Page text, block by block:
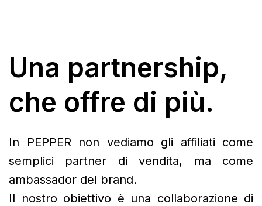
Una partnership,
che offre di più.
In PEPPER non vediamo gli affiliati come
semplici partner di vendita, ma come
ambassador del brand.
Il nostro obiettivo è una collaborazione di